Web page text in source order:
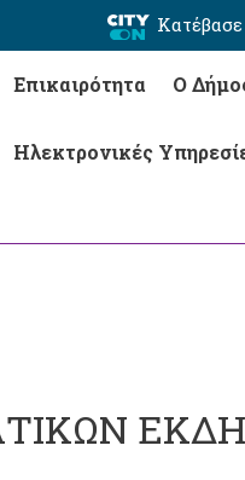
Επικαιρότητα Ο
Ηλεκτρονικές